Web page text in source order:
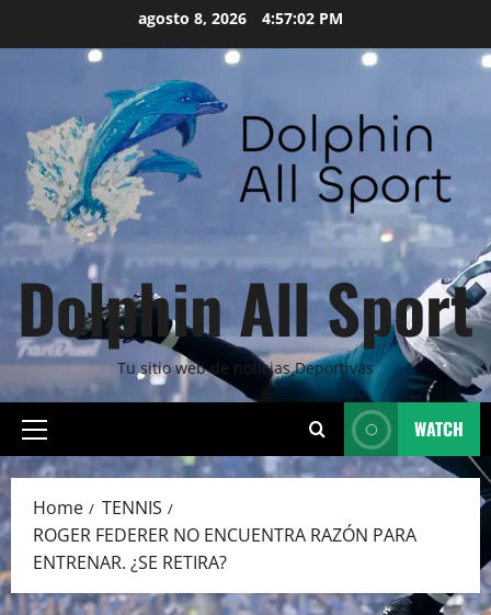
agosto 8, 2026 4:57:03 PM
Dolphin All Sport
Tu sitio web de noticias Deportivas
Primary
Menu
WATCH
Home
TENNIS
ROGER FEDERER NO ENCUENTRA RAZÓN PARA
ENTRENAR. ¿SE RETIRA?